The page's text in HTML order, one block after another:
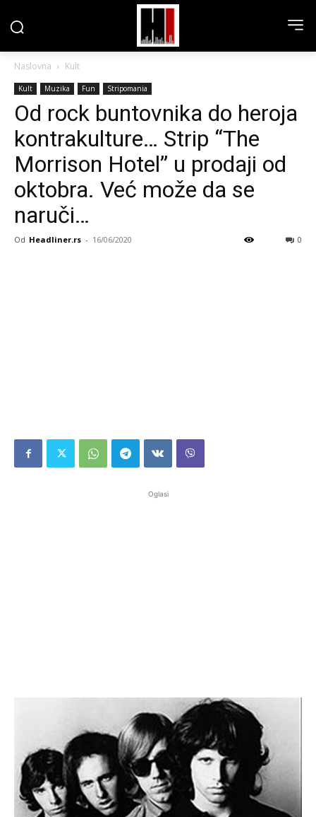
Naslovna Kult
Kult Muzika Fun Stripomania
Od rock buntovnika do heroja
kontrakulture… Strip “The
Morrison Hotel” u prodaji od
oktobra. Već može da se
naruči…
Od Headliner.rs - 16/06/2020 0
Oglasi